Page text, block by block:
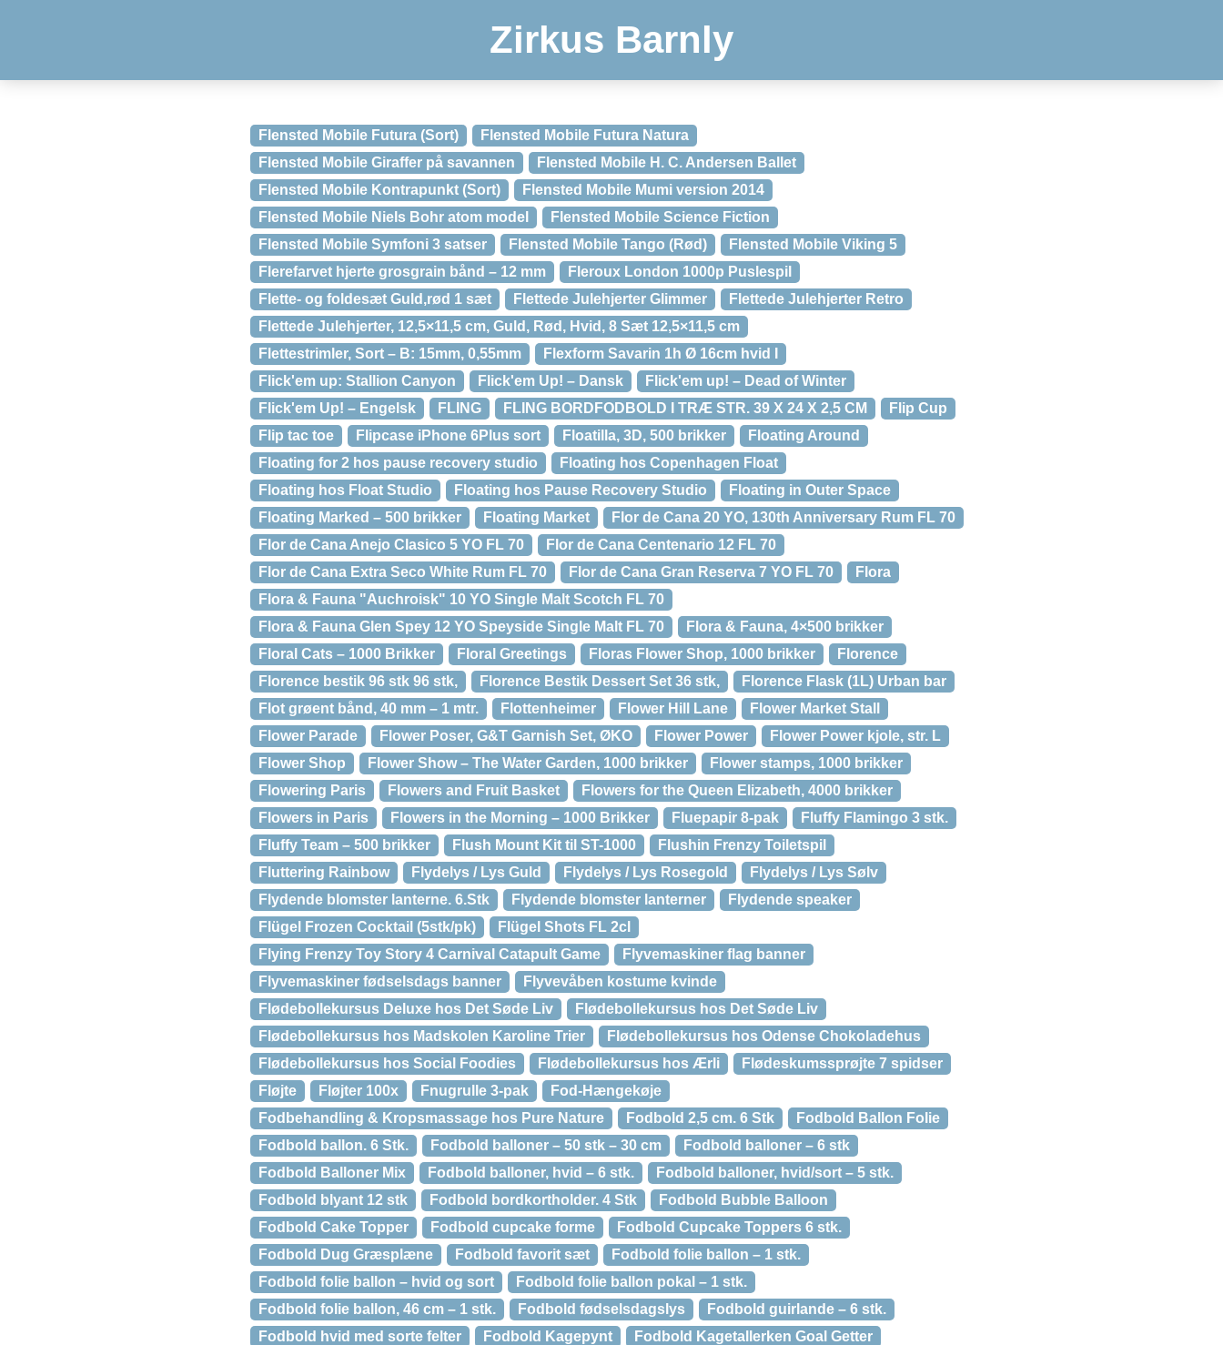
Zirkus Barnly
Flensted Mobile Futura (Sort)
Flensted Mobile Futura Natura
Flensted Mobile Giraffer på savannen
Flensted Mobile H. C. Andersen Ballet
Flensted Mobile Kontrapunkt (Sort)
Flensted Mobile Mumi version 2014
Flensted Mobile Niels Bohr atom model
Flensted Mobile Science Fiction
Flensted Mobile Symfoni 3 satser
Flensted Mobile Tango (Rød)
Flensted Mobile Viking 5
Flerefarvet hjerte grosgrain bånd – 12 mm
Fleroux London 1000p Puslespil
Flette- og foldesæt Guld,rød 1 sæt
Flettede Julehjerter Glimmer
Flettede Julehjerter Retro
Flettede Julehjerter, 12,5×11,5 cm, Guld, Rød, Hvid, 8 Sæt 12,5×11,5 cm
Flettestrimler, Sort – B: 15mm, 0,55mm
Flexform Savarin 1h Ø 16cm hvid I
Flick'em up: Stallion Canyon
Flick'em Up! – Dansk
Flick'em up! – Dead of Winter
Flick'em Up! – Engelsk
FLING FLING BORDFODBOLD I TRÆ STR. 39 X 24 X 2,5 CM
Flip Cup
Flip tac toe
Flipcase iPhone 6Plus sort Floatilla, 3D, 500 brikker
Floating Around
Floating for 2 hos pause recovery studio
Floating hos Copenhagen Float
Floating hos Float Studio
Floating hos Pause Recovery Studio
Floating in Outer Space
Floating Marked – 500 brikker
Floating Market
Flor de Cana 20 YO, 130th Anniversary Rum FL 70
Flor de Cana Anejo Clasico 5 YO FL 70
Flor de Cana Centenario 12 FL 70
Flor de Cana Extra Seco White Rum FL 70
Flor de Cana Gran Reserva 7 YO FL 70
Flora
Flora & Fauna "Auchroisk" 10 YO Single Malt Scotch FL 70
Flora & Fauna Glen Spey 12 YO Speyside Single Malt FL 70
Flora & Fauna, 4×500 brikker
Floral Cats – 1000 Brikker
Floral Greetings Floras Flower Shop, 1000 brikker
Florence
Florence bestik 96 stk 96 stk,
Florence Bestik Dessert Set 36 stk,
Florence Flask (1L) Urban bar
Flot grøent bånd, 40 mm – 1 mtr.
Flottenheimer Flower Hill Lane
Flower Market Stall
Flower Parade
Flower Poser, G&T Garnish Set, ØKO Flower Power
Flower Power kjole, str. L
Flower Shop
Flower Show – The Water Garden, 1000 brikker
Flower stamps, 1000 brikker
Flowering Paris
Flowers and Fruit Basket
Flowers for the Queen Elizabeth, 4000 brikker
Flowers in Paris
Flowers in the Morning – 1000 Brikker Fluepapir 8-pak
Fluffy Flamingo 3 stk.
Fluffy Team – 500 brikker
Flush Mount Kit til ST-1000
Flushin Frenzy Toiletspil
Fluttering Rainbow
Flydelys / Lys Guld Flydelys / Lys Rosegold
Flydelys / Lys Sølv
Flydende blomster lanterne. 6.Stk
Flydende blomster lanterner
Flydende speaker
Flügel Frozen Cocktail (5stk/pk)
Flügel Shots FL 2cl
Flying Frenzy Toy Story 4 Carnival Catapult Game
Flyvemaskiner flag banner
Flyvemaskiner fødselsdags banner
Flyvevåben kostume kvinde
Flødebollekursus Deluxe hos Det Søde Liv
Flødebollekursus hos Det Søde Liv
Flødebollekursus hos Madskolen Karoline Trier
Flødebollekursus hos Odense Chokoladehus
Flødebollekursus hos Social Foodies
Flødebollekursus hos Ærli
Flødeskumssprøjte 7 spidser
Fløjte
Fløjter 100x Fnugrulle 3-pak
Fod-Hængekøje
Fodbehandling & Kropsmassage hos Pure Nature
Fodbold 2,5 cm. 6 Stk
Fodbold Ballon Folie
Fodbold ballon. 6 Stk.
Fodbold balloner – 50 stk – 30 cm
Fodbold balloner – 6 stk
Fodbold Balloner Mix
Fodbold balloner, hvid – 6 stk.
Fodbold balloner, hvid/sort – 5 stk.
Fodbold blyant 12 stk
Fodbold bordkortholder. 4 Stk
Fodbold Bubble Balloon
Fodbold Cake Topper
Fodbold cupcake forme
Fodbold Cupcake Toppers 6 stk.
Fodbold Dug Græsplæne
Fodbold favorit sæt
Fodbold folie ballon – 1 stk.
Fodbold folie ballon – hvid og sort
Fodbold folie ballon pokal – 1 stk.
Fodbold folie ballon, 46 cm – 1 stk.
Fodbold fødselsdagslys
Fodbold guirlande – 6 stk.
Fodbold hvid med sorte felter
Fodbold Kagepynt
Fodbold Kagetallerken Goal Getter